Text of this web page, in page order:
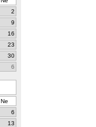
2
9
16
23
30
6
Ne
6
13